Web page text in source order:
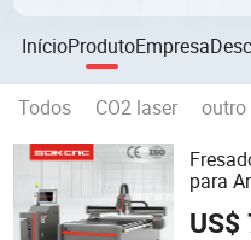
InícioProdutoEmpresa
Todos CO2 laser outro
para
US$